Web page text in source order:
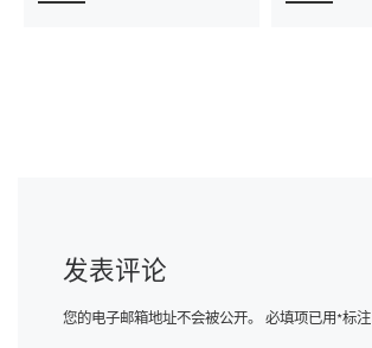
发表评论
您的电子邮箱地址不会被公开。 必填项已用*标注